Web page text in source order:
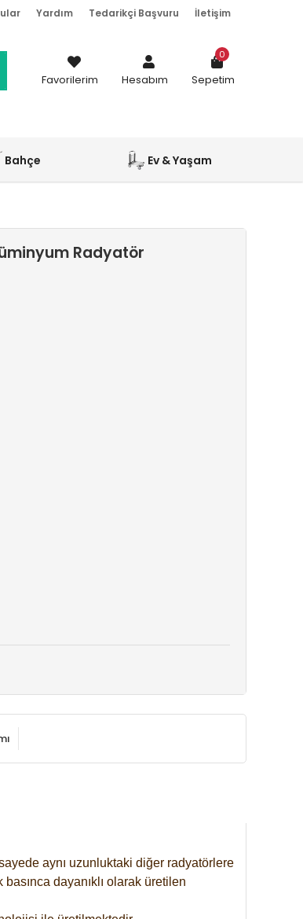
Yardım Tedarikçi Başvuru İletişim
Favorilerim Hesabım Sepetim
0
Bahçe Ev & Yaşam
Radyatör
aynı uzunluktaki diğer radyatörlere
dayanıklı olarak üretilen